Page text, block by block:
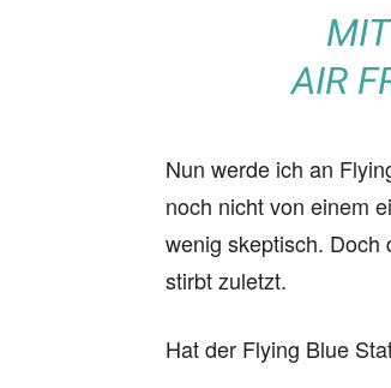
AIR
Nun werde ich an
noch nicht von einem
wenig skeptisch. Doch
stirbt zuletzt.
Hat der Flying Blue